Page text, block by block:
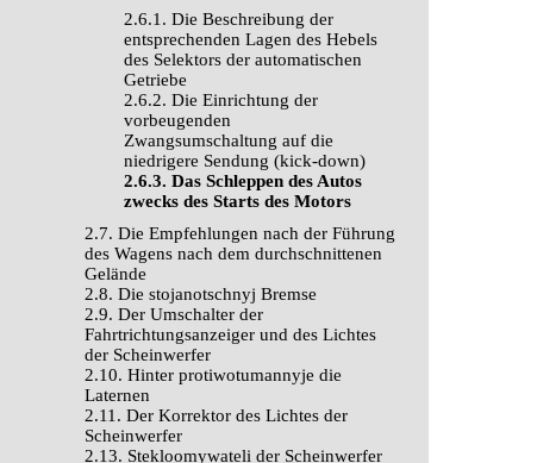
2.6.1. Die Beschreibung der
entsprechenden Lagen des Hebels
des Selektors der automatischen
Getriebe
2.6.2. Die Einrichtung der
vorbeugenden
Zwangsumschaltung auf die
niedrigere Sendung (kick-down)
2.6.3. Das Schleppen des Autos
zwecks des Starts des Motors
2.7. Die Empfehlungen nach der Führung
des Wagens nach dem durchschnittenen
Gelände
2.8. Die stojanotschnyj Bremse
2.9. Der Umschalter der
Fahrtrichtungsanzeiger und des Lichtes
der Scheinwerfer
2.10. Hinter protiwotumannyje die
Laternen
2.11. Der Korrektor des Lichtes der
Scheinwerfer
2.13. Stekloomywateli der Scheinwerfer